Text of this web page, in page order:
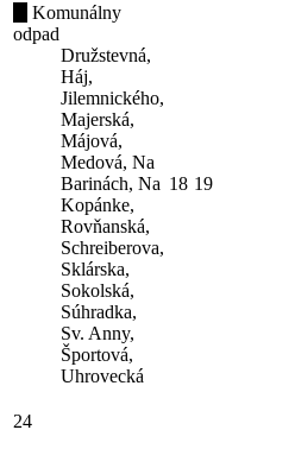
Komunálny
odpad
Družstevná,
Háj,
Jilemnického,
Majerská,
Májová,
Medová, Na
Barinách, Na
Kopánke,
Rovňanská,
Schreiberova,
Sklárska,
Sokolská,
Súhradka,
Sv. Anny,
Športová,
Uhrovecká
18 19
24